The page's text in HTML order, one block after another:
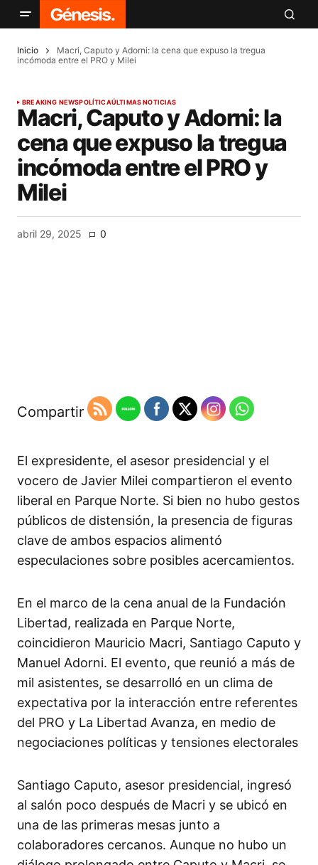
Inicio
Macri, Caputo y Adorni: la cena que expuso la tregua
incómoda entre el PRO y Milei
BREAKING NEWSPOLÍTICAÚLTIMAS NOTICIAS
Macri, Caputo y Adorni: la
cena que expuso la tregua
incómoda entre el PRO y
Milei
abril 29, 2025 0
Compartir
El expresidente, el asesor presidencial y el
vocero de Javier Milei compartieron el evento
liberal en Parque Norte. Si bien no hubo gestos
públicos de distensión, la presencia de figuras
clave de ambos espacios alimentó
especulaciones sobre posibles acercamientos.​
En el marco de la cena anual de la Fundación
Libertad, realizada en Parque Norte,
coincidieron Mauricio Macri, Santiago Caputo y
Manuel Adorni. El evento, que reunió a más de
mil asistentes, se desarrolló en un clima de
expectativa por la interacción entre referentes
del PRO y La Libertad Avanza, en medio de
negociaciones políticas y tensiones electorales
Santiago Caputo, asesor presidencial, ingresó
al salón poco después de Macri y se ubicó en
una de las primeras mesas junto a
colaboradores cercanos. Aunque no hubo un